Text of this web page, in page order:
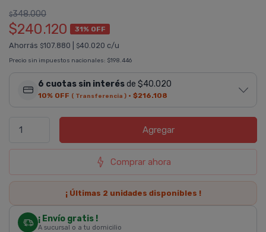
$348.000
$240.120 31% OFF
Ahorrás $107.880 $40.020 c/u
Precio sin impuestos nacionales: $198.446
6 cuotas sin interésde $40.020
10% OFF ( Transferencia ) · $216.108
Agregar
Comprar ahora
¡ Últimas 2 unidades disponibles !
¡ Envío gratis !
A sucursal o a tu domicilio